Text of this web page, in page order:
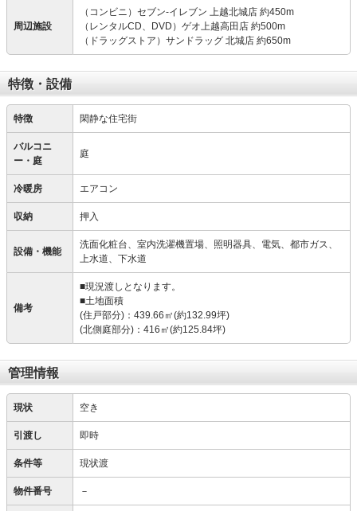
周辺施設
（コンビニ）セブン-イレブン 上越北城店 約450m
（レンタルCD、DVD）ゲオ上越高田店 約500m
（ドラッグストア）サンドラッグ 北城店 約650m
特徴・設備
特徴 閑静な住宅街
バルコニ
ー・庭
庭
冷暖房 エアコン
収納 押入
設備・機能
洗面化粧台、室内洗濯機置場、照明器具、電気、都市ガス、
上水道、下水道
備考
■現況渡しとなります。
■土地面積
(住戸部分)：439.66㎡(約132.99坪)
(北側庭部分)：416㎡(約125.84坪)
管理情報
現状 空き
引渡し 即時
条件等 現状渡
物件番号 －